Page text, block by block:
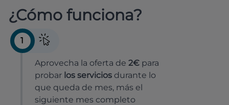
¿Cómo funciona?
1
Aprovecha la oferta de 2€ para
probar los servicios durante lo
que queda de mes, más el
siguiente mes completo